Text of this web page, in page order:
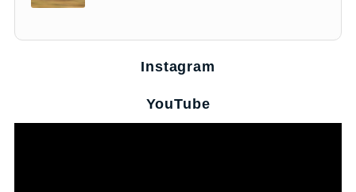
Instagram
YouTube